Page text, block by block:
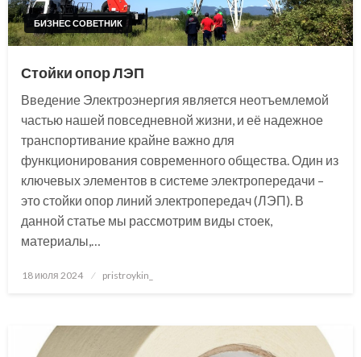
БИЗНЕС СОВЕТНИК
Стойки опор ЛЭП
Введение Электроэнергия является неотъемлемой
частью нашей повседневной жизни, и её надежное
транспортивание крайне важно для
функционирования современного общества. Один из
ключевых элементов в системе электропередачи –
это стойки опор линий электропередач (ЛЭП). В
данной статье мы рассмотрим виды стоек,
материалы,…
Posted
18 июля 2024 pristroykin_